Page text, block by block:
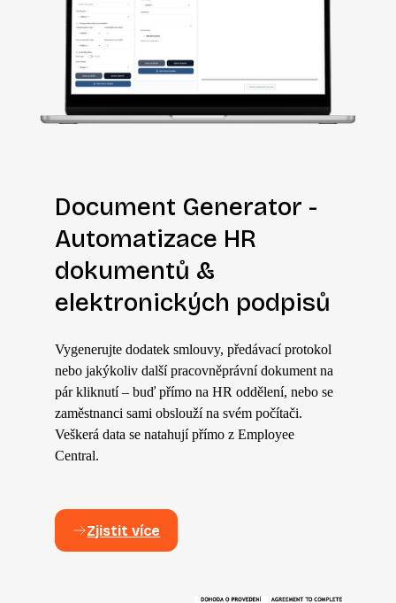
Document Generator -
Automatizace HR
dokumentů &
elektronických podpisů
Vygenerujte dodatek smlouvy, předávací protokol
nebo jakýkoliv další pracovněprávní dokument na
pár kliknutí – buď přímo na HR oddělení, nebo se
zaměstnanci sami obslouží na svém počítači.
Veškerá data se natahují přímo z Employee
Central.
Zjistit více